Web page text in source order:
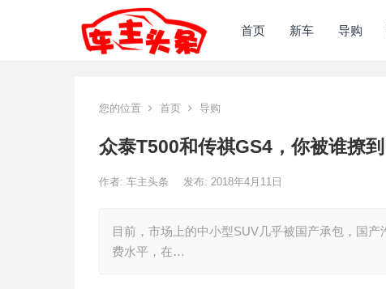
首页 新车 导购
您的位置 首页 导购
众泰T500和传祺GS4，你被谁撩到
作者: 车主头条 发布: 2018年4月11日
目前，市场上的中小型SUV几乎被国产承包，国
费水平，在…